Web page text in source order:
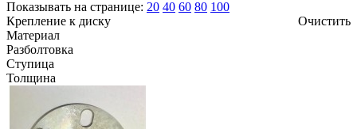
Показывать на странице: 20 40 60 80 100
Очистить
Крепление к диску
Материал
Разболтовка
Ступица
Толщина